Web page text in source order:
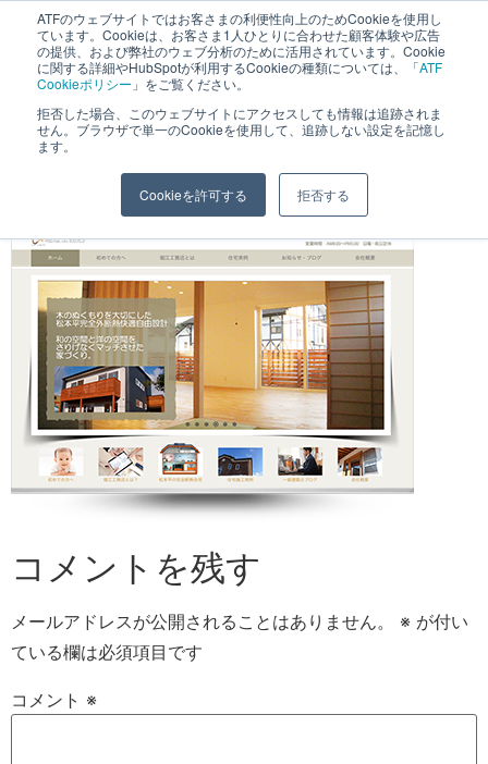
ATFのウェブサイトではお客さまの利便性向上のためCookieを使用し
ています。Cookieは、お客さま1人ひとりに合わせた顧客体験や広告
の提供、および弊社のウェブ分析のために活用されています。Cookie
に関する詳細やHubSpotが利用するCookieの種類については、「ATF
Cookieポリシー 」をご覧ください。
拒否した場合、このウェブサイトにアクセスしても情報は追跡されま
せん。ブラウザで単一のCookieを使用して、追跡しない設定を記憶し
ます。
Cookieを許可する 拒否する
長野県長野市・松本市ウェブ制作事業部 コンサルティングFIRM
堀江工務店様
コメントを残す
メールアドレスが公開されることはありません。 ※ が付い
ている欄は必須項目です
コメント ※